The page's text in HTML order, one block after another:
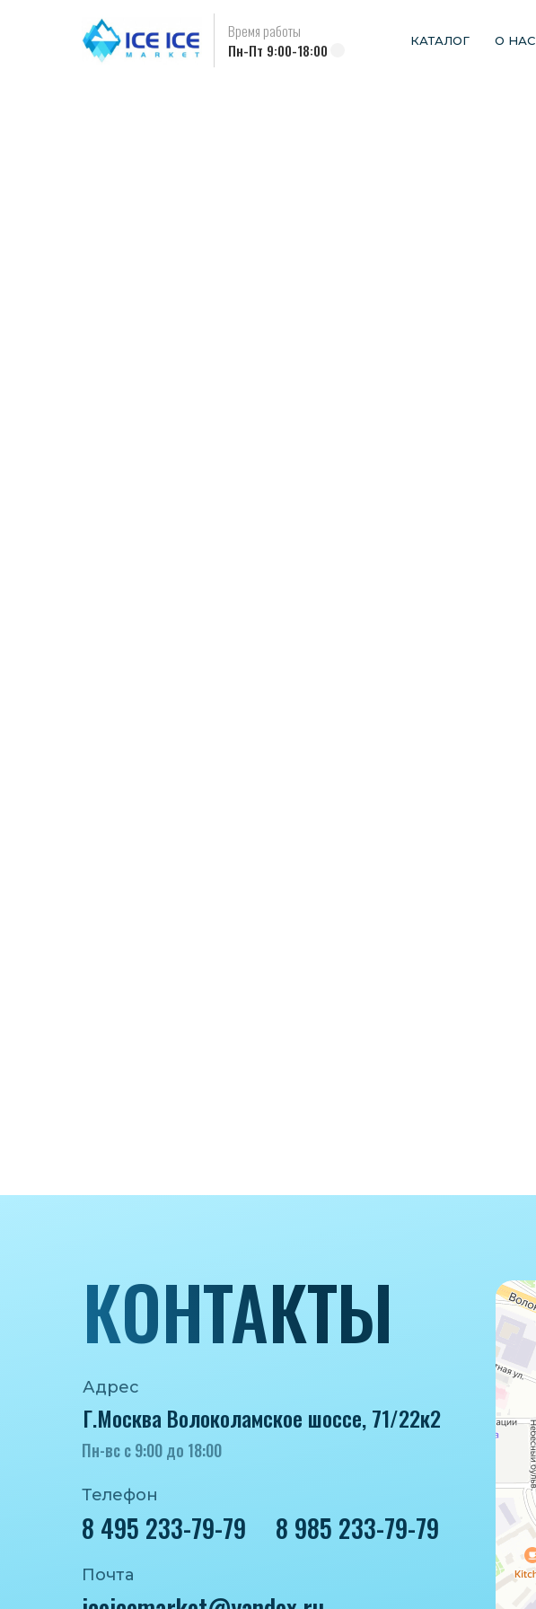
КАТАЛОГ О НАС
Пн-Пт 9:00-18:00
Время работы
Адрес
Г.Москва Волоколамское шоссе, 71/22к2
Пн-вс с 9:00 до 18:00
Телефон
8 495 233-79-79
Почта
8 985 233-79-79
КОНТАКТЫ